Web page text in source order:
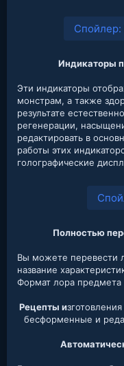
Спойлер:
Индикаторы
Эти индикаторы
монстрам, а также
результате
регенерации,
редактировать в
работы этих
голографические
Полностью
Вы можете перевести
название
Формат лора
Рецепты изготовления
бесформенные и